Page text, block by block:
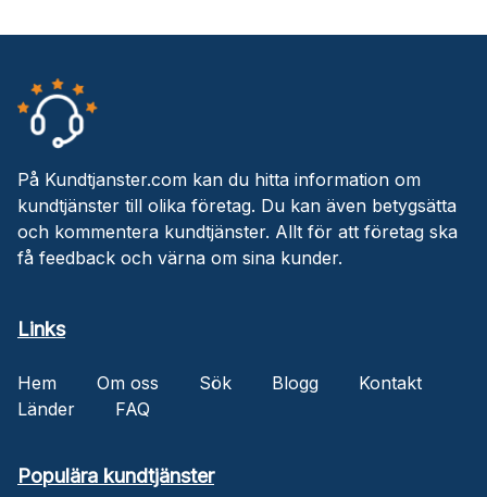
På Kundtjanster.com kan du hitta information om
kundtjänster till olika företag. Du kan även betygsätta
och kommentera kundtjänster. Allt för att företag ska
få feedback och värna om sina kunder.
Links
Hem Om oss Sök Blogg
Kontakt
Länder
FAQ
Populära kundtjänster